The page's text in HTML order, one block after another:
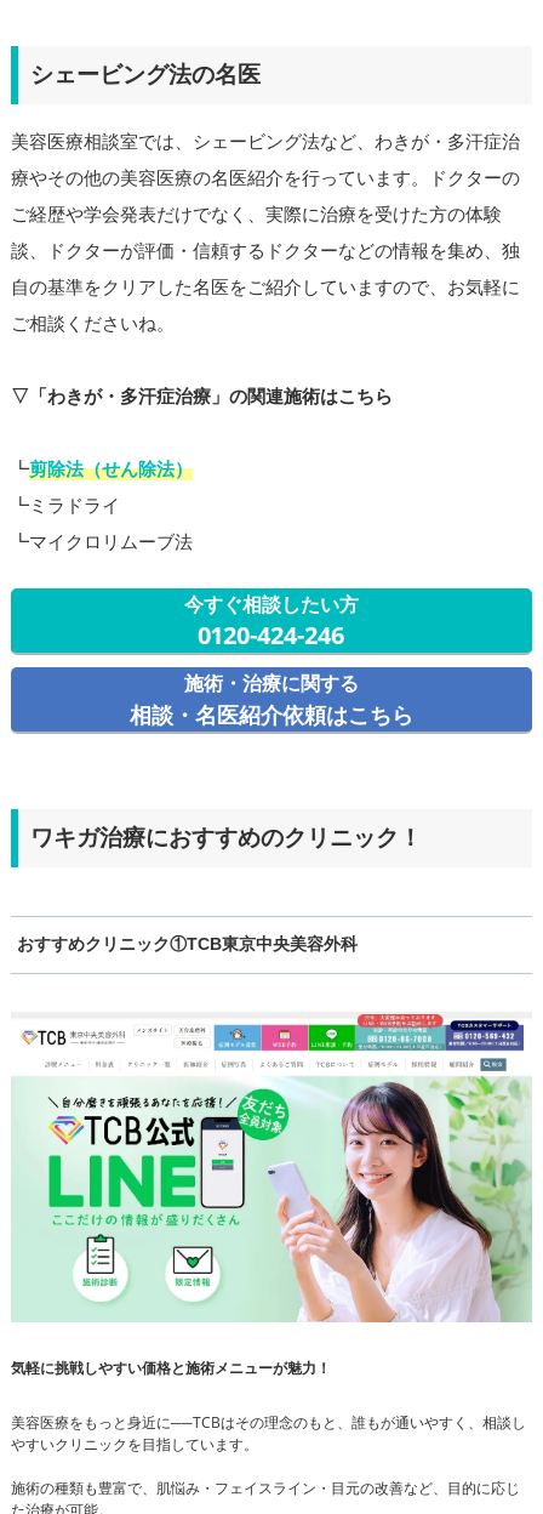
シェービング法の名医
美容医療相談室では、シェービング法など、わきが・多汗症治
療やその他の美容医療の名医紹介を行っています。ドクターの
ご経歴や学会発表だけでなく、実際に治療を受けた方の体験
談、ドクターが評価・信頼するドクターなどの情報を集め、独
自の基準をクリアした名医をご紹介していますので、お気軽に
ご相談くださいね。
▽「わきが・多汗症治療」の関連施術はこちら
┗剪除法（せん除法）
┗ミラドライ
┗マイクロリムーブ法
今すぐ相談したい方
0120-424-246
施術・治療に関する
相談・名医紹介依頼はこちら
ワキガ治療におすすめのクリニック！
おすすめクリニック①TCB東京中央美容外科
気軽に挑戦しやすい価格と施術メニューが魅力！
美容医療をもっと身近に──TCBはその理念のもと、誰もが通いやすく、相談し
やすいクリニックを目指しています。
施術の種類も豊富で、肌悩み・フェイスライン・目元の改善など、目的に応じ
た治療が可能。